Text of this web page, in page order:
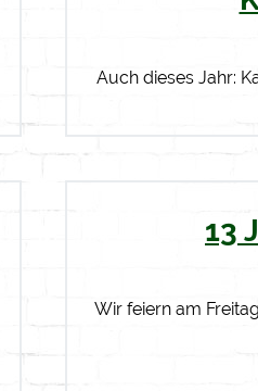
Auch dieses Jahr:
13
Wir feiern am